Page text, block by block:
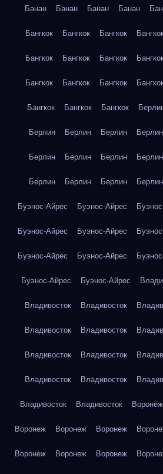
Банан Банан Банан Банан
Бангкок Бангкок Бангкок
Бангкок Бангкок Бангкок
Бангкок Бангкок Бангкок
Бангкок Бангкок Бангкок
Берлин Берлин Берлин Берлин
Берлин Берлин Берлин Берлин
Берлин Берлин Берлин Берлин
Буэнос-Айрес Буэнос-Айрес
Буэнос-Айрес Буэнос-Айрес
Буэнос-Айрес Буэнос-Айрес
Буэнос-Айрес Буэнос-Айрес
Владивосток Владивосток
Владивосток Владивосток
Владивосток Владивосток
Владивосток Владивосток
Владивосток Владивосток Воронеж
Воронеж Воронеж Воронеж
Воронеж Воронеж Воронеж